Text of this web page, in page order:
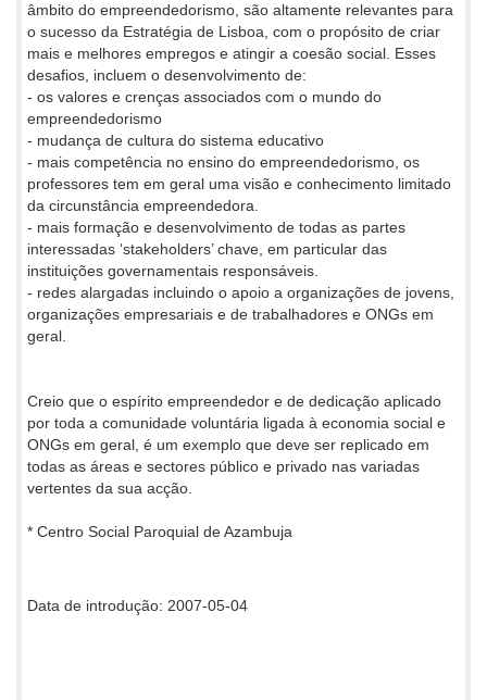
âmbito do empreendedorismo, são altamente relevantes para
o sucesso da Estratégia de Lisboa, com o propósito de criar
mais e melhores empregos e atingir a coesão social. Esses
desafios, incluem o desenvolvimento de:
- os valores e crenças associados com o mundo do
empreendedorismo
- mudança de cultura do sistema educativo
- mais competência no ensino do empreendedorismo, os
professores tem em geral uma visão e conhecimento limitado
da circunstância empreendedora.
- mais formação e desenvolvimento de todas as partes
interessadas ‘stakeholders’ chave, em particular das
instituições governamentais responsáveis.
- redes alargadas incluindo o apoio a organizações de jovens,
organizações empresariais e de trabalhadores e ONGs em
geral.
Creio que o espírito empreendedor e de dedicação aplicado
por toda a comunidade voluntária ligada à economia social e
ONGs em geral, é um exemplo que deve ser replicado em
todas as áreas e sectores público e privado nas variadas
vertentes da sua acção.
* Centro Social Paroquial de Azambuja
Data de introdução: 2007-05-04